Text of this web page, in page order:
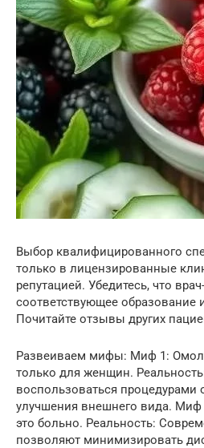
Выбор квалифицированного
только в лицензированные
репутацией. Убедитесь, что
соответствующее образование
Почитайте отзывы других
Развеиваем мифы: Миф 1:
только для женщин.
воспользоваться
улучшения внешнего вида.
это больно. Реальность:
позволяют минимизировать